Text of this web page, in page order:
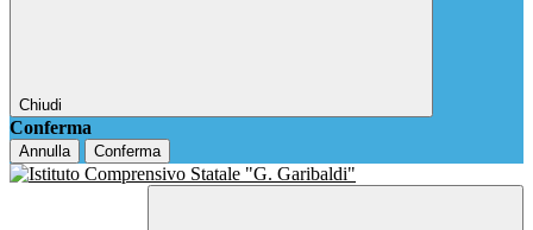
Chiudi
Conferma
Annulla Conferma